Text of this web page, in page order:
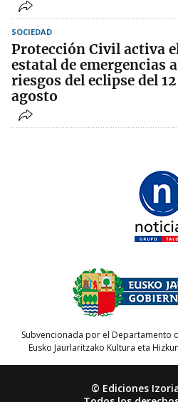
SOCIEDAD
Protección Civil activa
estatal de emergencias
riesgos del eclipse del
agosto
Subvencionada por el Departamento
Eusko Jaurlaritzako Kultura eta
© Ediciones